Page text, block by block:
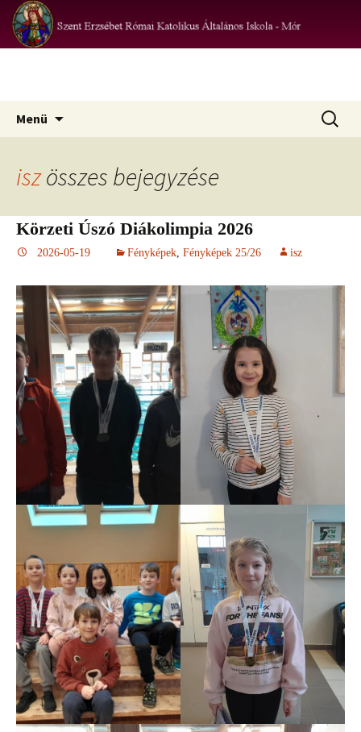
Szent Erzsébet Római Katolikus
Iskola – Mór
az iskola hivatalos honlapja
Menü
Keresés:
iszösszes bejegyzése
Körzeti Úszó Diákolimpia 2026
2026-05-19 Fényképek, Fényképek 25/26 isz